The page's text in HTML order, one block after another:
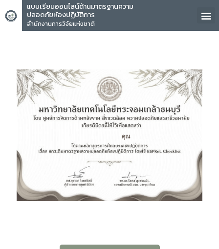
แบบเรียนออนไลน์ด้านมาตรฐานความ
ปลอดภัยห้องปฏิบัติการ
สำนักงานการวิจัยแห่งชาติ
คุณ